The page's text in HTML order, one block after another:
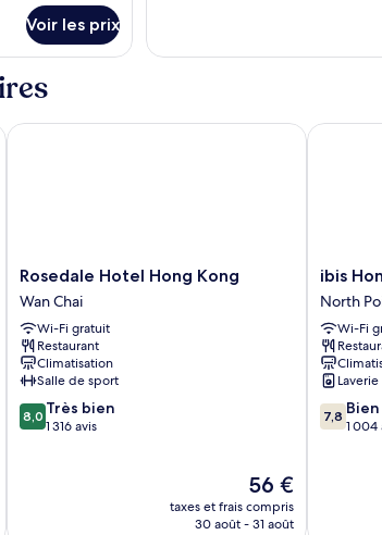
Voir les prix
avec
le
Chambre
vue
ville
Rosedale
Hotel
Hong
Kong
Wan
Chai
Rosedale Hotel Hong Kong
Wan Chai
Wi-Fi gratuit
Restaurant
Climatisation
Salle de sport
8.0
sur
8,0 Très bien
1 316 avis
Le
nouveau
prix
56 €
taxes et frais compris
30 août - 31 août
Rosedale Hotel Hong Kong
ibis
Hong
Kong
North
Point
North
Point
ibis
North
Wi-Fi
Laverie
7.8
sur
7,8 Bien
1 004
ibis